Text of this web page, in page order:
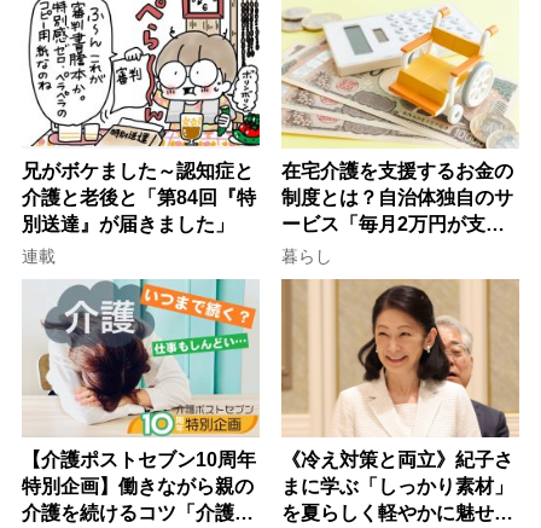
て現在は？
兄がボケました～認知症と
介護と老後と「第84回『特
別送達』が届きました」
連載
在宅介護を支援するお金の
制度とは？自治体独自のサ
ービス「毎月2万円が支給
される」ケースも【FP解
説】
暮らし
【介護ポストセブン10周年
特別企画】働きながら親の
介護を続けるコツ「介護は
《冷え対策と両立》紀子さ
まに学ぶ「しっかり素材」
を夏らしく軽やかに魅せる